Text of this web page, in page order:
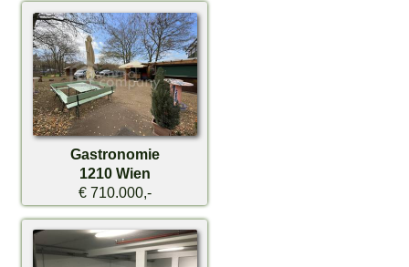
Gastronomie
1210 Wien
€ 710.000,-